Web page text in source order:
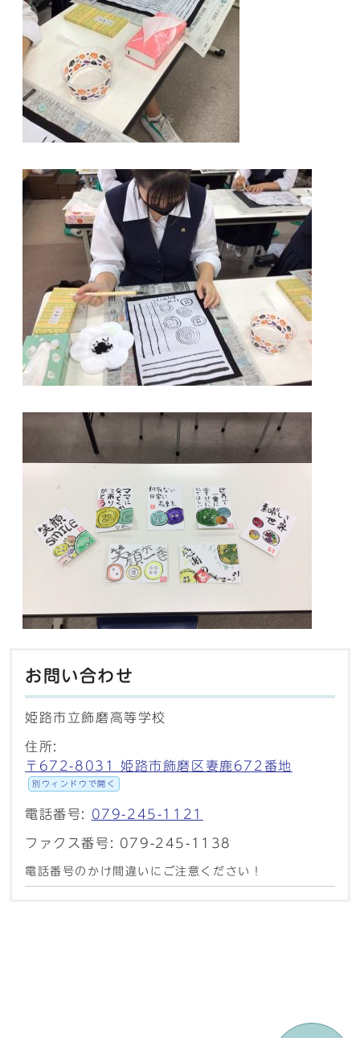
お問い合わせ
姫路市立飾磨高等学校
住所:
〒672-8031 姫路市飾磨区妻鹿672番地
別ウィンドウで開く
電話番号: 079-245-1121
ファクス番号: 079-245-1138
電話番号のかけ間違いにご注意ください！